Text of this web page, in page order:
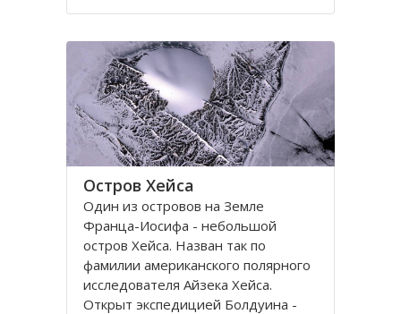
поверхности составляет 1424
Вмещает 282
Остров Хейса
Один из островов на Земле
Франца-Иосифа - небольшой
остров Хейса. Назван так по
фамилии американского полярного
исследователя Айзека Хейса.
Открыт экспедицией Болдуина -